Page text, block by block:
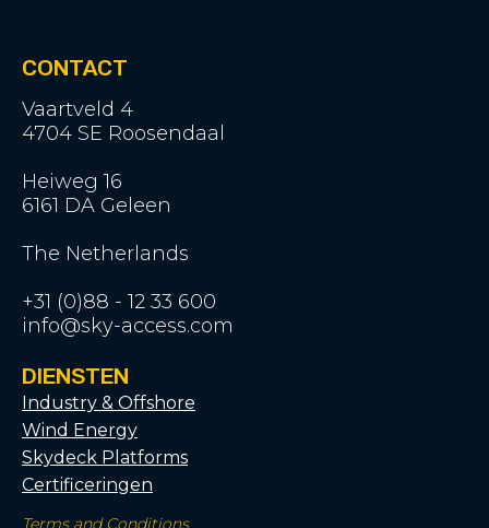
CONTACT
Vaartveld 4
4704 SE Roosendaal
Heiweg 16
6161 DA Geleen
The Netherlands
+31 (0)88 - 12 33 600
info@sky-access.com
DIENSTEN
Industry & Offshore
Wind Energy
Skydeck Platforms
Certificeringen
Terms and Conditions